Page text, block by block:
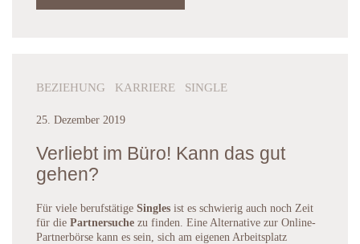
BEZIEHUNG KARRIERE SINGLE
25. Dezember 2019
Verliebt im Büro! Kann das gut
gehen?
Für viele berufstätige Singles ist es schwierig auch noch Zeit
für die Partnersuche zu finden. Eine Alternative zur Online-
Partnerbörse kann es sein, sich am eigenen Arbeitsplatz